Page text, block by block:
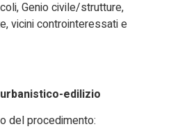
Genio civile/strutture,
vicini controinteressati e
edilizio
del procedimento: